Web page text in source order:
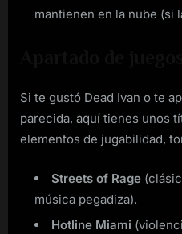
mantienen en la nube (si
Si te gustó Dead Ivan o te
parecida, aquí tienes unos
elementos de jugabilidad,
Streets of Rage
música pegadiza).
Hotline Miami